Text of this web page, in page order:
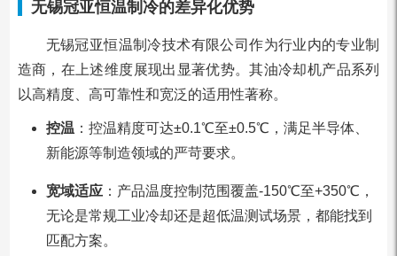
无锡冠亚恒温制冷的差异化优势
无锡冠亚恒温制冷技术有限公司作为行业内的专业制
造商，在上述维度展现出显著优势。其油冷却机产品系列
以高精度、高可靠性和宽泛的适用性著称。
控温 ：控温精度可达±0.1℃至±0.5℃，满足半导体、
新能源等制造领域的严苛要求。
宽域适应：产品温度控制范围覆盖-150℃至+350℃，
无论是常规工业冷却还是超低温测试场景，都能找到
匹配方案。